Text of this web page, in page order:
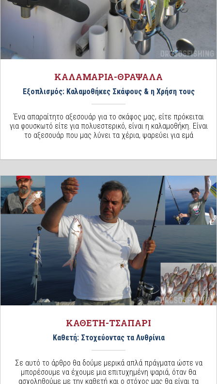
ΚΑΛΑΜΑΡΙΑ-ΘΡΑΨΑΛΑ
Εξοπλισμός: Καλαμοθήκες Σκάφους & η Χρήση τους
Ένα απαραίτητο αξεσουάρ για το σκάφος μας, είτε πρόκειται
για φουσκωτό είτε για πολυεστερικό, είναι η καλαμοθήκη. Είναι
το αξεσουάρ που μας λύνει τα χέρια, ψαρεύει για εμά
ΚΑΘΕΤΗ-ΤΣΑΠΑΡΙ
Καθετή: Στοχεύοντας τα Λυθρίνια
Σε αυτό το άρθρο θα δούμε μερικά απλά πράγματα ώστε να
μπορέσουμε να έχουμε μια επιτυχημένη ψαριά, όταν θα
ασχοληθούμε με την καθετή και ο στόχος μας θα είναι τα